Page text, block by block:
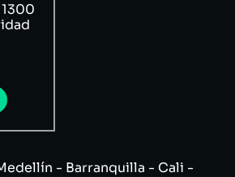
- Barranquilla - Cali -